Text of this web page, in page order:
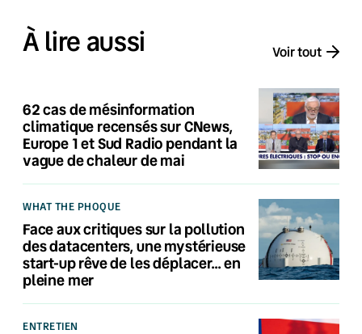
À lire aussi Voir tout
62 cas de mésinformation
climatique recensés sur CNews,
Europe 1 et Sud Radio pendant la
vague de chaleur de mai
WHAT THE PHOQUE
Face aux critiques sur la pollution
des datacenters, une mystérieuse
start-up rêve de les déplacer… en
pleine mer
ENTRETIEN